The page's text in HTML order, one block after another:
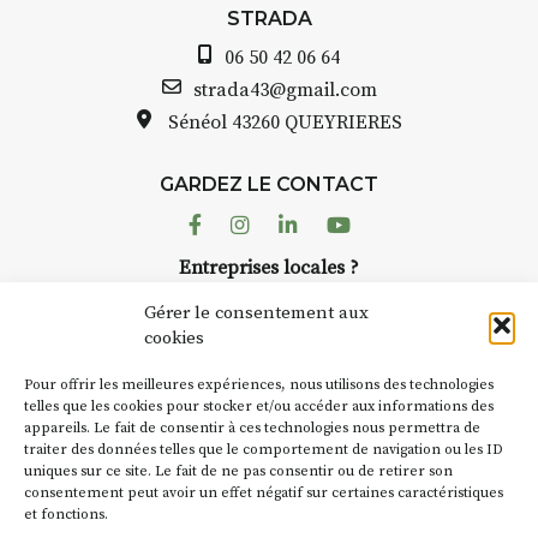
Gérer le consentement aux
cookies
Pour offrir les meilleures expériences, nous utilisons des technologies
telles que les cookies pour stocker et/ou accéder aux informations des
appareils. Le fait de consentir à ces technologies nous permettra de
traiter des données telles que le comportement de navigation ou les ID
uniques sur ce site. Le fait de ne pas consentir ou de retirer son
consentement peut avoir un effet négatif sur certaines caractéristiques
et fonctions.
avez ouvert une galerie à
Auzon…
Bernard TURLE Le Fumoir n’est
pas une galerie permanente.
AuzonToujours organise
dans le village. Des artistes et
caves, les granges d’Auzon. Le
Fumoir est l’un de ces espaces
d’autres activités culturelles de
la Petite Cité de Caractère. Par
exemple, l’installationCochon
Charbons’inscrit comme en
« off » du festival d’Auzon 2026
STRADA
06 50 42 06 64
strada43@gmail.com
Sénéol 43260 QUEYRIERES
GARDEZ LE CONTACT
FacebookInstagram
LinkedinYoutube
Entreprises locales ?
Suivez toute l'actu de Strada